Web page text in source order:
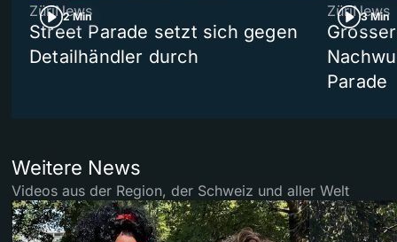
2 Min
ZüriNews
Street Parade setzt sich gegen
Detailhändler durch
3 Min
ZüriNews
Parade
Weitere News
Videos aus der Region, der Schweiz und aller Welt